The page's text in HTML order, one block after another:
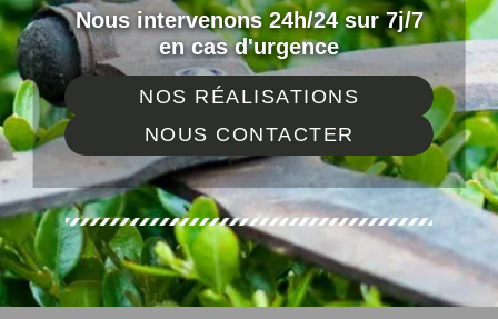
Nous intervenons 24h/24 sur 7j/7
en cas d'urgence
NOS RÉALISATIONS
NOUS CONTACTER